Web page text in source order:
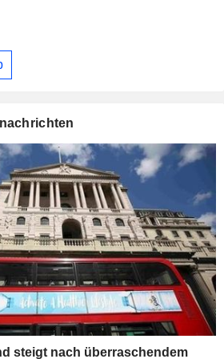
steigt nach überraschendem